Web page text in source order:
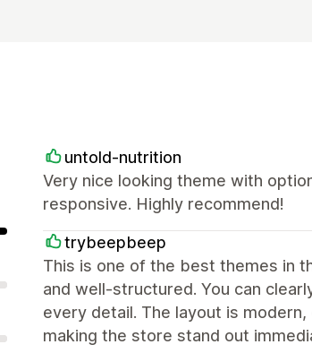
untold-nutrition
Very nice looking theme with
responsive. Highly recommend!
trybeepbeep
This is one of the best themes in
and well-structured. You can
every detail. The layout is
making the store stand out